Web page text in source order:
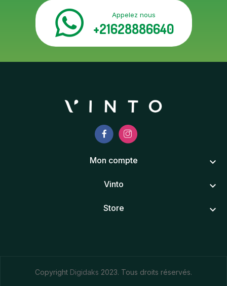
Appelez nous
+21628886640
Mon compte keyboard_arrow_down
Vinto keyboard_arrow_down
Store keyboard_arrow_down
Copyright Digidaks 2023. Tous droits réservés.